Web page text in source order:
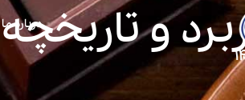
درباره ما
و تاریخچه